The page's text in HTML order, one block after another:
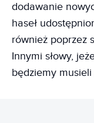
dodawanie
haseł
również poprzez
Innymi słowy,
będziemy